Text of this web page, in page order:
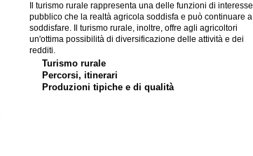
Il turismo rurale rappresenta una delle funzioni di interesse
pubblico che la realtà agricola soddisfa e può continuare a
soddisfare. Il turismo rurale, inoltre, offre agli agricoltori
un'ottima possibilità di diversificazione delle attività e dei
redditi.
Turismo rurale
Percorsi, itinerari
Produzioni tipiche e di qualità